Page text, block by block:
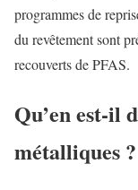
programmes de
du revêtement sont
recouverts de PFAS.
Qu’en est-il
métalliques ?